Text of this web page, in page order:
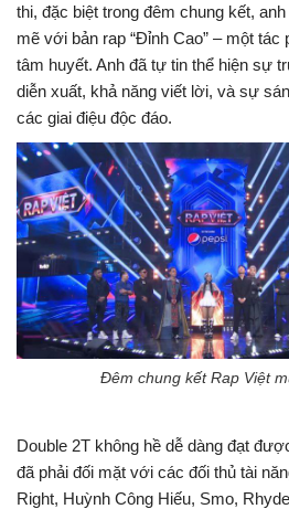
thi, đặc biệt trong đêm chung kết,
mẽ với bản rap “Đỉnh Cao” – một
tâm huyết. Anh đã tự tin thể hiện sự
diễn xuất, khả năng viết lời, và sự
các giai điệu độc đáo.
Đêm chung kết Rap Việt
Double 2T không hề dễ dàng đạt
đã phải đối mặt với các đối thủ tài
Right, Huỳnh Công Hiếu, Smo,